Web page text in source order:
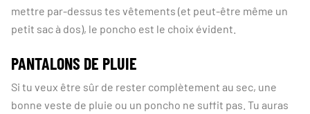
mettre par-dessus tes vêtements (et peut-être même un
petit sac à dos), le poncho est le choix évident.
PANTALONS DE PLUIE
Si tu veux être sûr de rester complètement au sec, une
bonne veste de pluie ou un poncho ne suffit pas. Tu auras